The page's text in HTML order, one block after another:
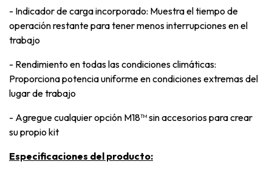
- Indicador de carga incorporado: Muestra el tiempo de
operación restante para tener menos interrupciones en el
trabajo
- Rendimiento en todas las condiciones climáticas:
Proporciona potencia uniforme en condiciones extremas del
lugar de trabajo
- Agregue cualquier opción M18™ sin accesorios para crear
su propio kit
Especificaciones del producto: